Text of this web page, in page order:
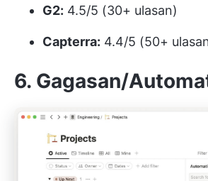
G2: 4.5/5 (30+ ulasan)
Capterra: 4.4/5 (50+
6. Gagasan/